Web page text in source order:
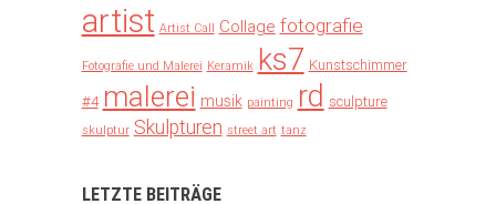
artist Artist Call Collage fotografie
Fotografie und Malerei Keramik ks7 Kunstschimmer
#4 malerei musik painting rd sculpture
skulptur Skulpturen street art tanz
LETZTE BEITRÄGE